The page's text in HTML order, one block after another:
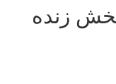
زنده